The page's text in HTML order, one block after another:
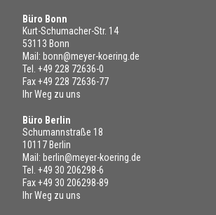
Büro Bonn
Kurt-Schumacher-Str. 14
53113 Bonn
Mail: bonn@meyer-koering.de
Tel. +49 228 72636-0
Fax +49 228 72636-77
Ihr Weg zu uns
Büro Berlin
Schumannstraße 18
10117 Berlin
Mail: berlin@meyer-koering.de
Tel. +49 30 206298-6
Fax +49 30 206298-89
Ihr Weg zu uns